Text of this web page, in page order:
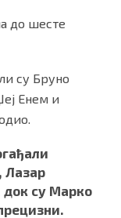
до шесте
су Бруно
Енем и
Лазар
док су Марко